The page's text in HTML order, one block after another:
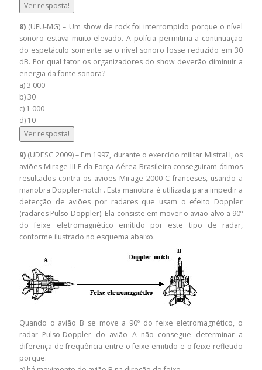
Ver resposta!
8) (UFU-MG) – Um show de rock foi interrompido porque o nível
sonoro estava muito elevado. A polícia permitiria a continuação
do espetáculo somente se o nível sonoro fosse reduzido em 30
dB. Por qual fator os organizadores do show deverão diminuir a
energia da fonte sonora?
a) 3 000
b) 30
c) 1 000
d) 10
Ver resposta!
9) (UDESC 2009) – Em 1997, durante o exercício militar Mistral I, os
aviões Mirage III-E da Força Aérea Brasileira conseguiram ótimos
resultados contra os aviões Mirage 2000-C franceses, usando a
manobra Doppler-notch . Esta manobra é utilizada para impedir a
detecção de aviões por radares que usam o efeito Doppler
(radares Pulso-Doppler). Ela consiste em mover o avião alvo a 90º
do feixe eletromagnético emitido por este tipo de radar,
conforme ilustrado no esquema abaixo.
Quando o avião B se move a 90º do feixe eletromagnético, o
radar Pulso-Doppler do avião A não consegue determinar a
diferença de frequência entre o feixe emitido e o feixe refletido
porque: